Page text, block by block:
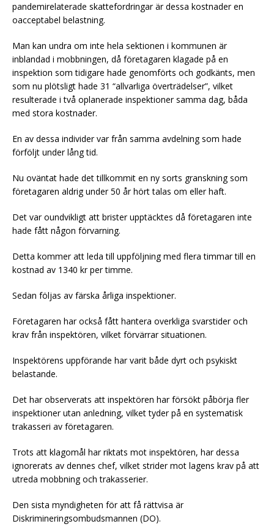
pandemirelaterade skattefordringar är dessa kostnader en
oacceptabel belastning.
Man kan undra om inte hela sektionen i kommunen är
inblandad i mobbningen, då företagaren klagade på en
inspektion som tidigare hade genomförts och godkänts, men
som nu plötsligt hade 31 “allvarliga överträdelser”, vilket
resulterade i två oplanerade inspektioner samma dag, båda
med stora kostnader.
En av dessa individer var från samma avdelning som hade
förföljt under lång tid.
Nu oväntat hade det tillkommit en ny sorts granskning som
företagaren aldrig under 50 år hört talas om eller haft.
Det var oundvikligt att brister upptäcktes då företagaren inte
hade fått någon förvarning.
Detta kommer att leda till uppföljning med flera timmar till en
kostnad av 1340 kr per timme.
Sedan följas av färska årliga inspektioner.
Företagaren har också fått hantera overkliga svarstider och
krav från inspektören, vilket förvärrar situationen.
Inspektörens uppförande har varit både dyrt och psykiskt
belastande.
Det har observerats att inspektören har försökt påbörja fler
inspektioner utan anledning, vilket tyder på en systematisk
trakasseri av företagaren.
Trots att klagomål har riktats mot inspektören, har dessa
ignorerats av dennes chef, vilket strider mot lagens krav på att
utreda mobbning och trakasserier.
Den sista myndigheten för att få rättvisa är
Diskrimineringsombudsmannen (DO).